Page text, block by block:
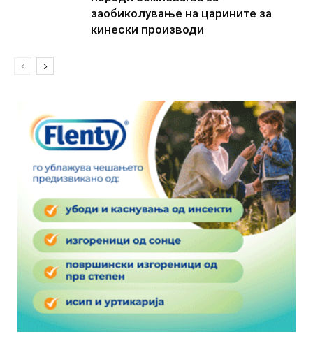
заобиколување на царините за
кинески производи